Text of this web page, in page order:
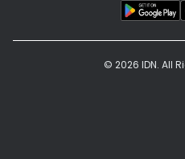
© 2026 IDN. All